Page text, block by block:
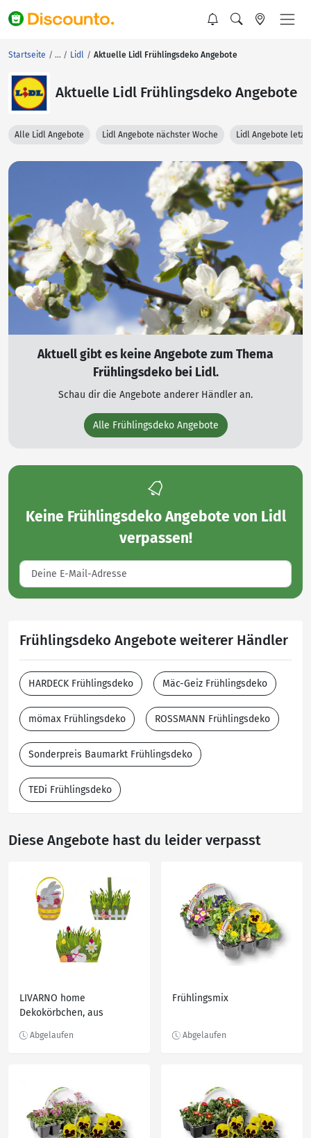
Startseite Lidl Aktuelle Lidl Frühlingsdeko Angebote
Aktuelle Lidl Frühlingsdeko Angebote
Alle Lidl Angebote Lidl Angebote nächster Woche Lidl Angebote
Aktuell gibt es keine Angebote zum Thema
Frühlingsdeko bei Lidl.
Schau dir die Angebote anderer Händler an.
Alle Frühlingsdeko Angebote
Keine Frühlingsdeko Angebote von Lidl
verpassen!
Frühlingsdeko Angebote weiterer Händler
HARDECK Frühlingsdeko Mäc-Geiz Frühlingsdeko
mömax Frühlingsdeko ROSSMANN Frühlingsdeko
Sonderpreis Baumarkt Frühlingsdeko
TEDi Frühlingsdeko
Diese Angebote hast du leider verpasst
LIVARNO home
Dekokörbchen, aus
Frühlingsmix